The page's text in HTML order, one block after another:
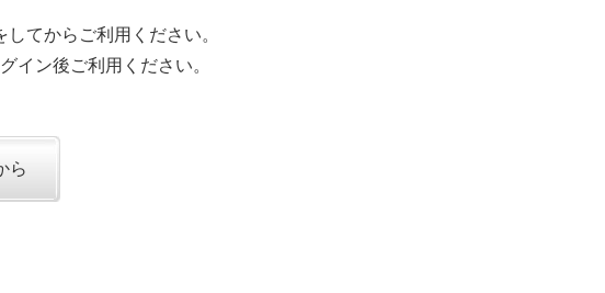
てからご利用ください。
イン後ご利用ください。
ら